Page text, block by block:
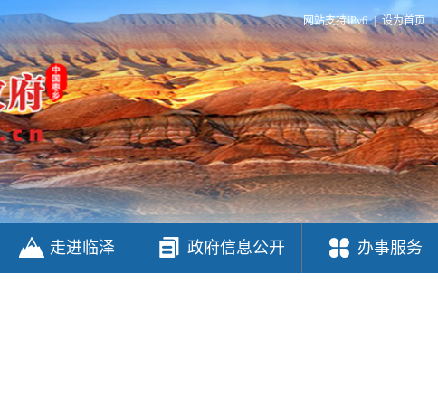
网站支持IPv6 | 设为首页 |
走进临泽 政府信息公开 办事服务